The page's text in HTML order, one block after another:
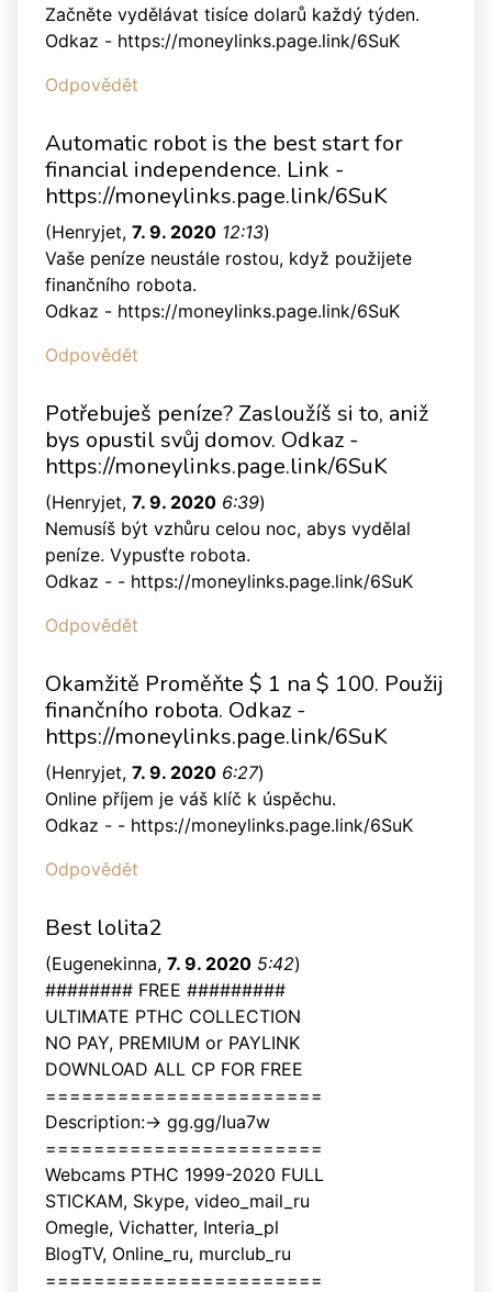
Začněte vydělávat tisíce dolarů každý týden.
Odkaz - https://moneylinks.page.link/6SuK
Odpovědět
Automatic robot is the best start for
financial independence. Link -
https://moneylinks.page.link/6SuK
(Henryjet, 7. 9. 2020 12:13)
Vaše peníze neustále rostou, když použijete
finančního robota.
Odkaz - https://moneylinks.page.link/6SuK
Odpovědět
Potřebuješ peníze? Zasloužíš si to, aniž
bys opustil svůj domov. Odkaz -
https://moneylinks.page.link/6SuK
(Henryjet, 7. 9. 2020 6:39)
Nemusíš být vzhůru celou noc, abys vydělal
peníze. Vypusťte robota.
Odkaz - - https://moneylinks.page.link/6SuK
Odpovědět
Okamžitě Proměňte $ 1 na $ 100. Použij
finančního robota. Odkaz -
https://moneylinks.page.link/6SuK
(Henryjet, 7. 9. 2020 6:27)
Online příjem je váš klíč k úspěchu.
Odkaz - - https://moneylinks.page.link/6SuK
Odpovědět
Best lolita2
(Eugenekinna, 7. 9. 2020 5:42)
######## FREE #########
ULTIMATE РТНС COLLECTION
NO PAY, PREMIUM or PAYLINK
DOWNLOAD ALL СР FOR FREE
=======================
Description:-> gg.gg/lua7w
=======================
Webcams РТНС 1999-2020 FULL
STICKAM, Skype, video_mail_ru
Omegle, Vichatter, Interia_pl
BlogTV, Online_ru, murclub_ru
=======================